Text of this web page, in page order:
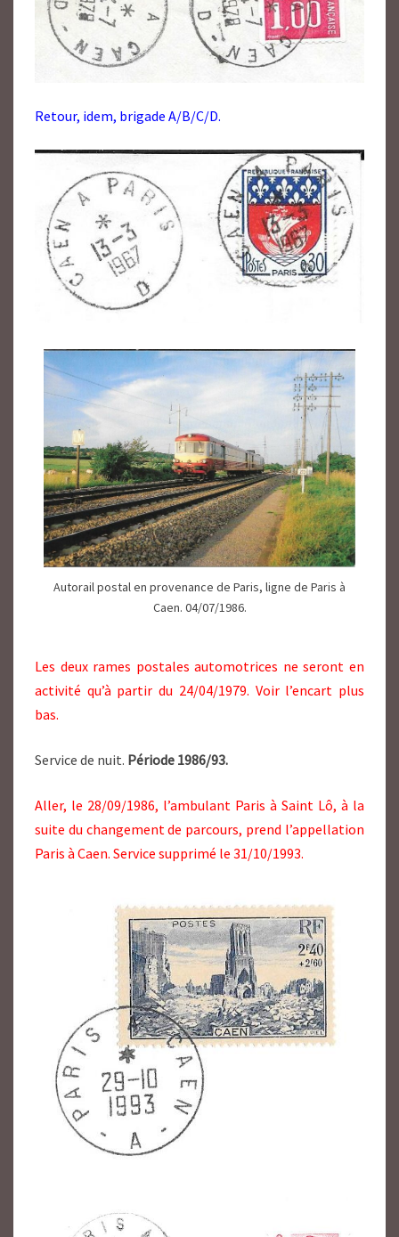
Retour, idem, brigade A/B/C/D.
Autorail postal en provenance de Paris, ligne de Paris à
Caen. 04/07/1986.
Les deux rames postales automotrices ne seront en
activité qu’à partir du 24/04/1979. Voir l’encart plus
bas.
Service de nuit. Période 1986/93.
Aller, le 28/09/1986, l’ambulant Paris à Saint Lô, à la
suite du changement de parcours, prend l’appellation
Paris à Caen. Service supprimé le 31/10/1993.